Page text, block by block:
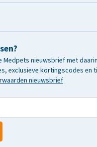
Medpets nieuwsbrief met
exclusieve kortingscodes en
nieuwsbrief